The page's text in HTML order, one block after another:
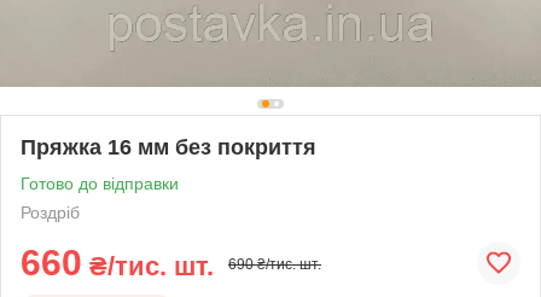
Пряжка 16 мм без покриття
Готово до відправки
Роздріб
660 ₴/тис. шт. 690 ₴/тис. шт.